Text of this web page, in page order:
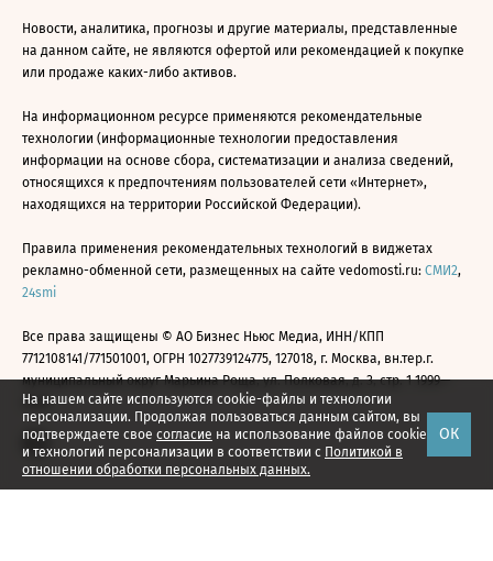
На нашем сайте используются cookie-файлы и технологии
персонализации. Продолжая пользоваться данным сайтом, вы
подтверждаете свое согласие на использование файлов cookie
и технологий персонализации в соответствии с Политикой в
отношении обработки персональных данных.
ОК
Новости, аналитика, прогнозы и другие материалы, представленные
на данном сайте, не являются офертой или рекомендацией к покупке
или продаже каких-либо активов.
На информационном ресурсе применяются рекомендательные
технологии (информационные технологии предоставления
информации на основе сбора, систематизации и анализа сведений,
относящихся к предпочтениям пользователей сети «Интернет»,
находящихся на территории Российской Федерации).
Правила применения рекомендательных технологий в виджетах
рекламно-обменной сети, размещенных на сайте vedomosti.ru: СМИ2,
24smi
Все права защищены © АО Бизнес Ньюс Медиа, ИНН/КПП
7712108141/771501001, ОГРН 1027739124775, 127018, г. Москва, вн.тер.г.
муниципальный округ Марьина Роща, ул. Полковая, д. 3, стр. 1 1999—
2026